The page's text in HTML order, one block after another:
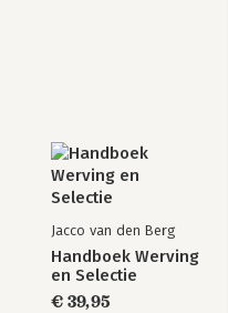
Jacco van den Berg
Handboek Werving
en Selectie
€ 39,95